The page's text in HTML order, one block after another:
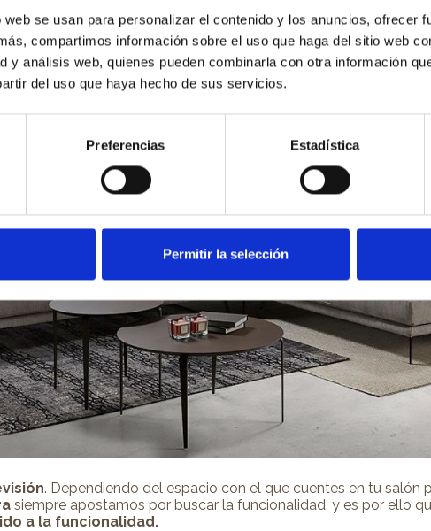
se usan para personalizar el contenido y los anuncios, ofrecer
compartimos información sobre el uso que haga del sitio web
y análisis web, quienes pueden combinarla con otra información
del uso que haya hecho de sus servicios.
Preferencias Estadística
Permitir la selección
. Dependiendo del espacio con el que cuentes en tu
siempre apostamos por buscar la funcionalidad, y es por ello
a la funcionalidad.